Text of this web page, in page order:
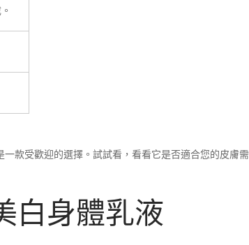
款受歡迎的選擇。試試看，看看它是否適合您的皮膚需
白身體乳液